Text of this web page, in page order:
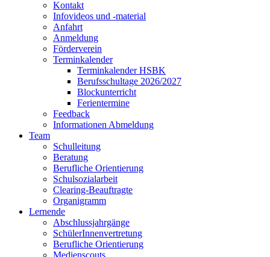
Kontakt
Infovideos und -material
Anfahrt
Anmeldung
Förderverein
Terminkalender
Terminkalender HSBK
Berufsschultage 2026/2027
Blockunterricht
Ferientermine
Feedback
Informationen Abmeldung
Team
Schulleitung
Beratung
Berufliche Orientierung
Schulsozialarbeit
Clearing-Beauftragte
Organigramm
Lernende
Abschlussjahrgänge
SchülerInnenvertretung
Berufliche Orientierung
Medienscouts